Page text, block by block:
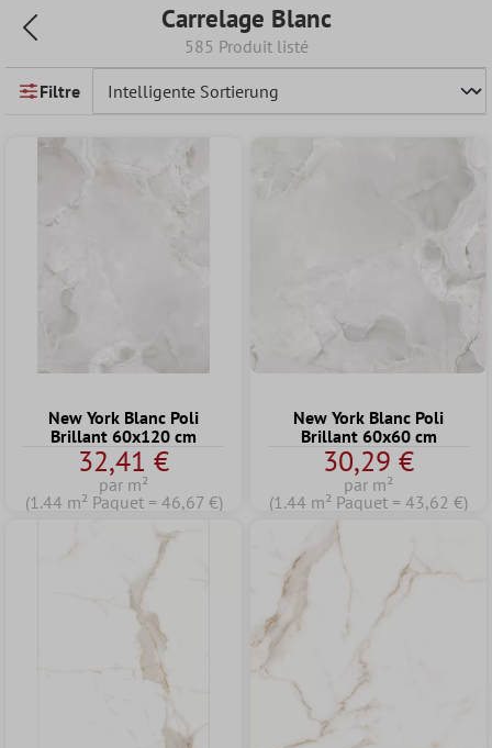
Carrelage Blanc
585 Produit listé
Filtre
New York Blanc Poli
Brillant 60x120 cm
32,41 €
par m²
(1.44 m² Paquet = 46,67 €)
New York Blanc Poli
Brillant 60x60 cm
30,29 €
par m²
(1.44 m² Paquet = 43,62 €)